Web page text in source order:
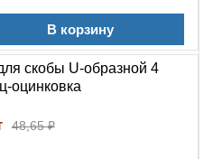
В корзину
скобы U-образной 4
оцинковка
48,65 ₽